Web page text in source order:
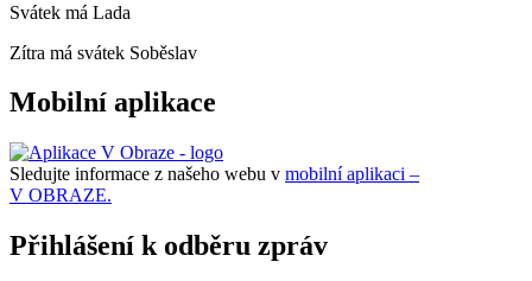
Svátek má Lada
Zítra má svátek Soběslav
Mobilní aplikace
Sledujte informace z našeho webu v mobilní aplikaci –
V OBRAZE.
Přihlášení k odběru zpráv